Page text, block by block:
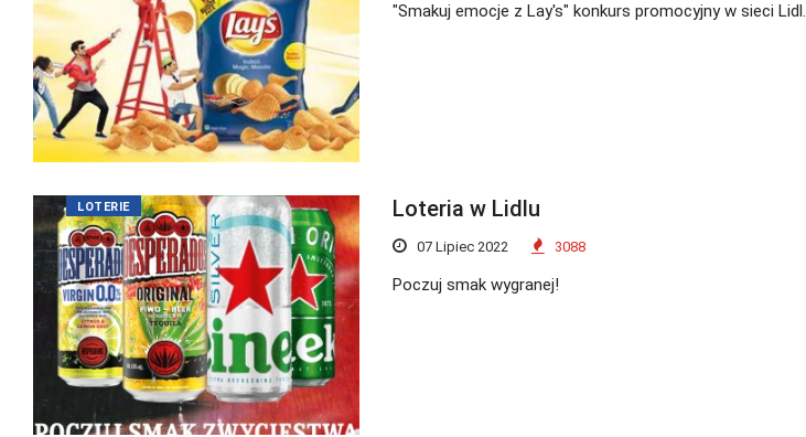
"Smakuj emocje z Lay's" konkurs promocyjny w sieci Lidl.
LOTERIE Loteria w Lidlu
07 Lipiec 2022 3088
Poczuj smak wygranej!